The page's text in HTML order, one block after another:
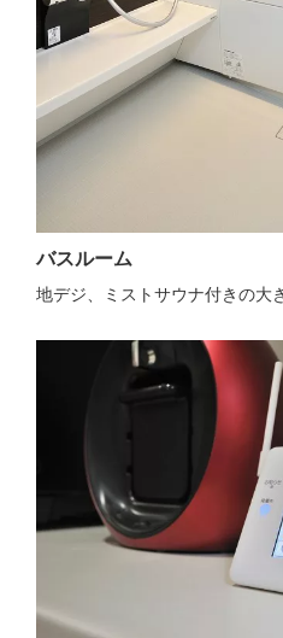
バスルーム
地デジ、ミストサウナ付きの大